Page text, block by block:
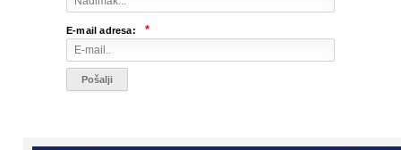
E-mail adresa: *